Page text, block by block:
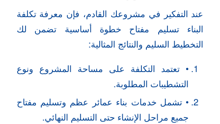
عند التفكير في مشروعك القادم، فإن معرفة تكلفة
البناء تسليم مفتاح خطوة أساسية تضمن لك
التخطيط السليم والنتائج المثالية:
• تعتمد التكلفة على مساحة المشروع ونوع
التشطيبات المطلوبة.
• تشمل خدمات بناء عمائر عظم وتسليم مفتاح
جميع مراحل الإنشاء حتى التسليم النهائي.